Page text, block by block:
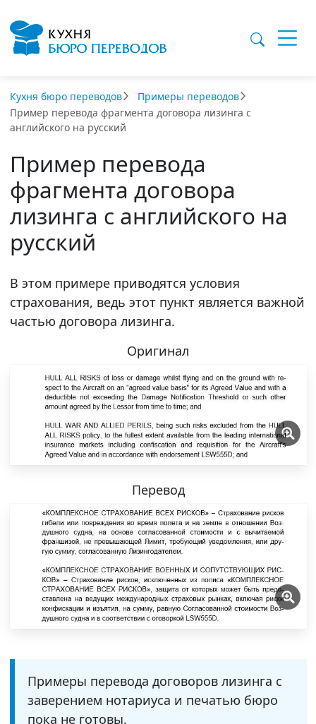
Кухня бюро переводов
Примеры переводов
Пример перевода фрагмента договора лизинга с
английского на русский
Пример перевода
фрагмента договора
лизинга с английского на
русский
В этом примере приводятся условия
страхования, ведь этот пункт является важной
частью договора лизинга.
Оригинал
Перевод
Примеры перевода договоров лизинга с
заверением нотариуса и печатью бюро
пока не готовы.